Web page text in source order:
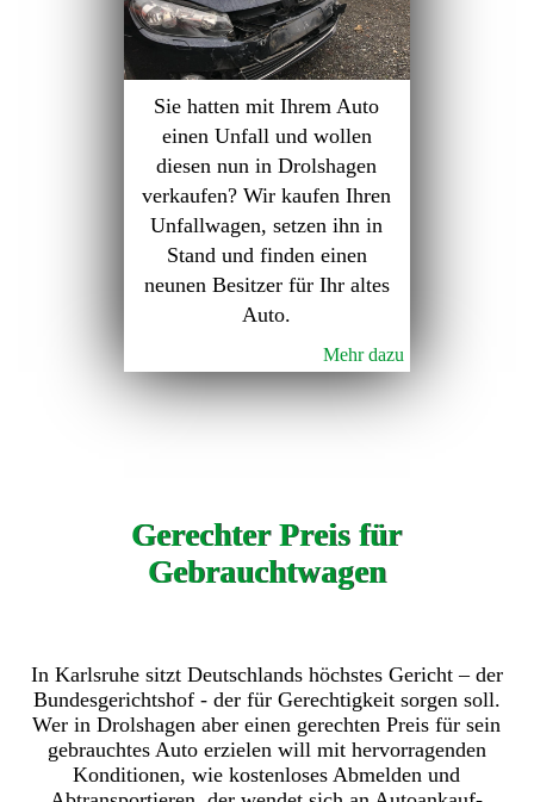
Sie hatten mit Ihrem Auto
einen Unfall und wollen
diesen nun in Drolshagen
verkaufen? Wir kaufen Ihren
Unfallwagen, setzen ihn in
Stand und finden einen
neunen Besitzer für Ihr altes
Auto.
Mehr dazu
Gerechter Preis für
Gebrauchtwagen
In Karlsruhe sitzt Deutschlands höchstes Gericht – der
Bundesgerichtshof - der für Gerechtigkeit sorgen soll.
Wer in Drolshagen aber einen gerechten Preis für sein
gebrauchtes Auto erzielen will mit hervorragenden
Konditionen, wie kostenloses Abmelden und